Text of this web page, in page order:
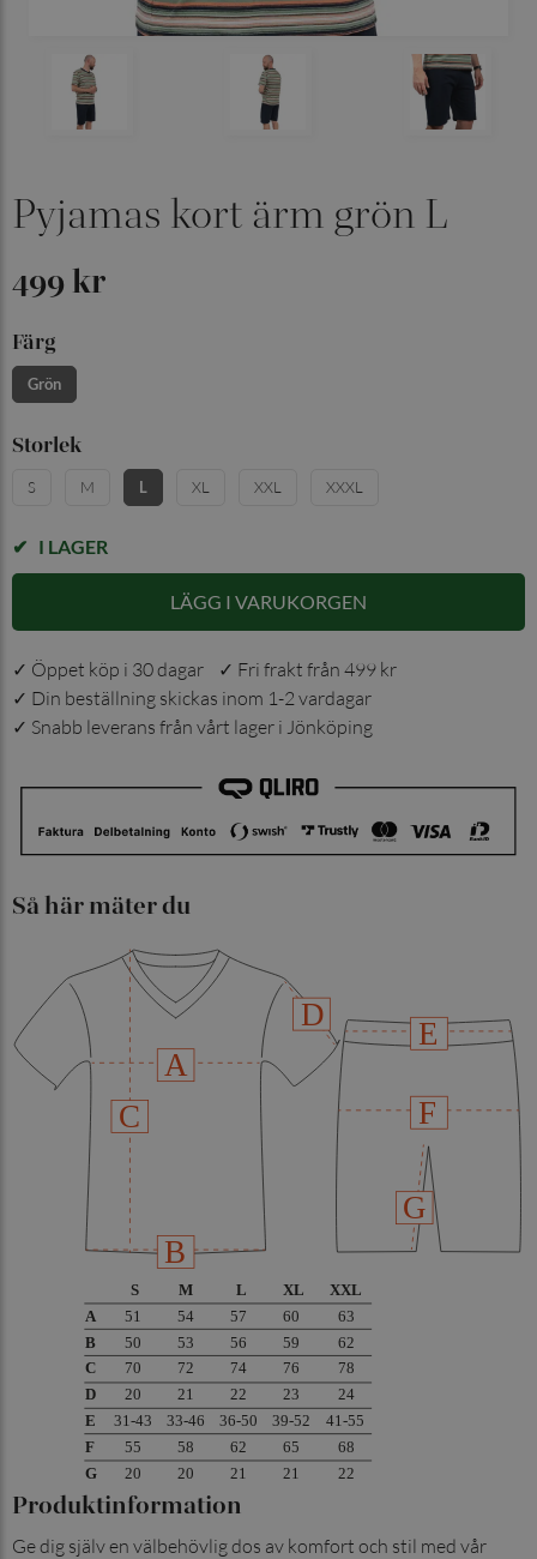
Pyjamas kort ärm grön L
499 kr
Färg
Grön
Storlek
S M L XL XXL XXXL
I LAGER
LÄGG I VARUKORGEN
✓ Öppet köp i 30 dagar ✓ Fri frakt från 499 kr
✓ Din beställning skickas inom 1-2 vardagar
✓ Snabb leverans från vårt lager i Jönköping
Så här mäter du
Produktinformation
Ge dig själv en välbehövlig dos av komfort och stil med vår